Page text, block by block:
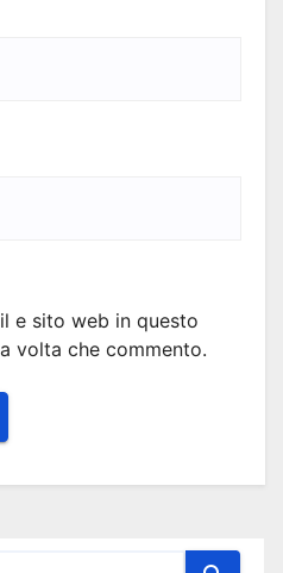
e sito web in questo
volta che commento.